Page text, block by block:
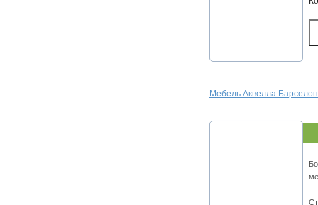
Мебель Аквелла